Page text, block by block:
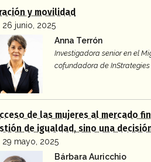
y movilidad
26 junio, 2025
Anna Terrón
Investigadora senior en el
cofundadora de InStrategies
de las mujeres al mercado
de igualdad, sino una
29 mayo, 2025
Bárbara Auricchio